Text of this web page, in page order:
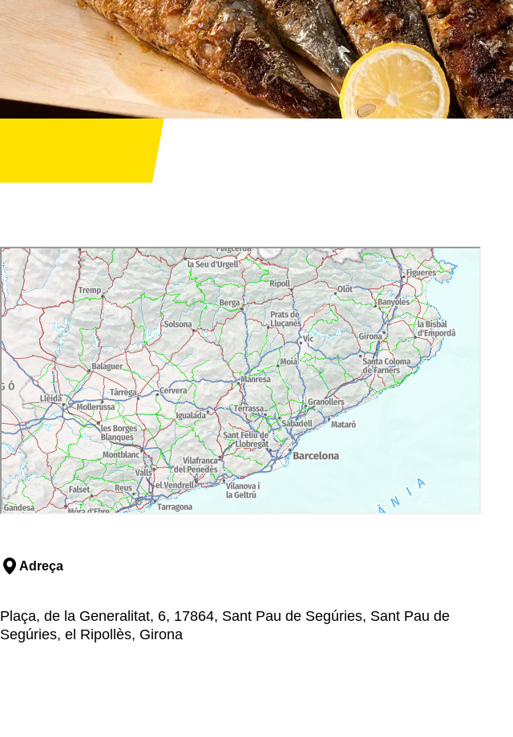
Adreça
Plaça, de la Generalitat, 6, 17864, Sant Pau de Segúries, Sant Pau de
Segúries, el Ripollès, Girona